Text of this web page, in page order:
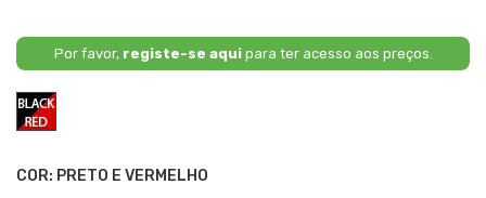
Por favor, registe-se aquipara ter acesso aos preços.
COR: PRETO E VERMELHO
Preto